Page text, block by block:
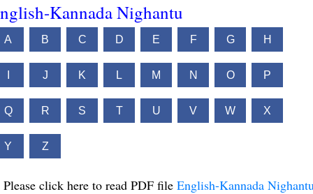
Kannada Nighantu
A B C D E F G H
J K L M N O P
Q R S T U V W X
Y Z
Please click here to read PDF file English-Kannada